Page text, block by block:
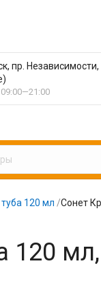
пр.
120 мл /Сонет
120 мл,